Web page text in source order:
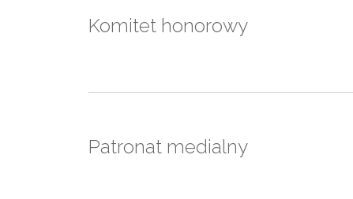
Komitet honorowy
Patronat medialny